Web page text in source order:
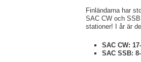
Finländarna har
SAC CW och
stationer! I år är
SAC CW:
SAC SSB: